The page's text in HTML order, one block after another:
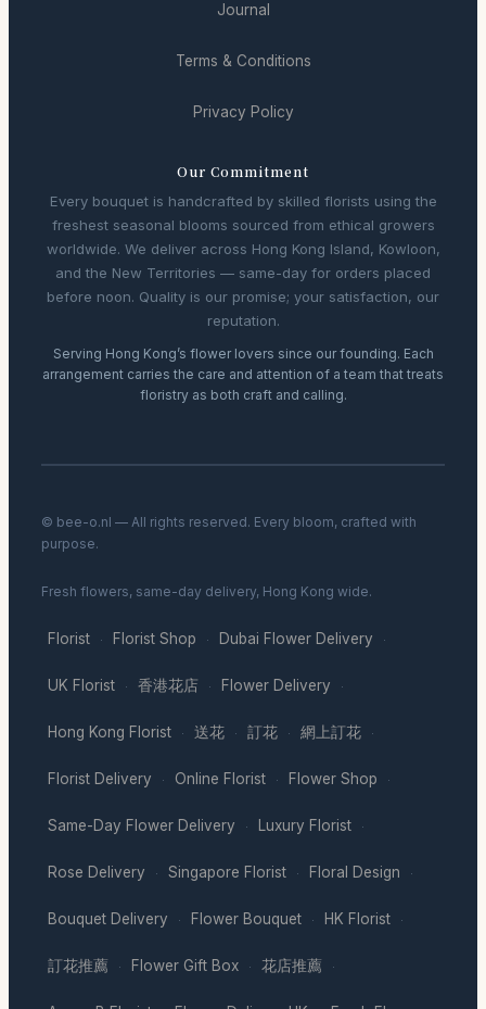
Journal
Terms & Conditions
Privacy Policy
Our Commitment
Every bouquet is handcrafted by skilled florists using the
freshest seasonal blooms sourced from ethical growers
worldwide. We deliver across Hong Kong Island, Kowloon,
and the New Territories — same-day for orders placed
before noon. Quality is our promise; your satisfaction, our
reputation.
Serving Hong Kong’s flower lovers since our founding. Each
arrangement carries the care and attention of a team that treats
floristry as both craft and calling.
© bee-o.nl — All rights reserved. Every bloom, crafted with
purpose.
Fresh flowers, same-day delivery, Hong Kong wide.
Florist · Florist Shop · Dubai Flower Delivery ·
UK Florist · 香港花店 · Flower Delivery ·
Hong Kong Florist · 送花 · 訂花 · 網上訂花 ·
Florist Delivery · Online Florist · Flower Shop ·
Same-Day Flower Delivery · Luxury Florist ·
Rose Delivery · Singapore Florist · Floral Design ·
Bouquet Delivery · Flower Bouquet · HK Florist ·
訂花推薦 · Flower Gift Box · 花店推薦 ·